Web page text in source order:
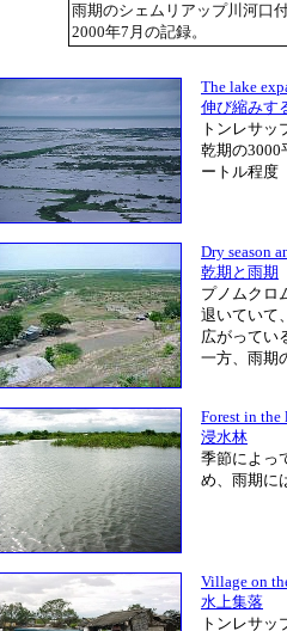
雨期のシェムリアップ川河口
2000年7月の記録。
The lake
伸び縮みす
トンレサッ
乾期の3000
ートル程度
Dry season
乾期と雨期
プノムクロ
退いていて
広がってい
一方、雨期
Forest in the
浸水林
季節によっ
め、雨期に
Village on
水上集落
トンレサッ